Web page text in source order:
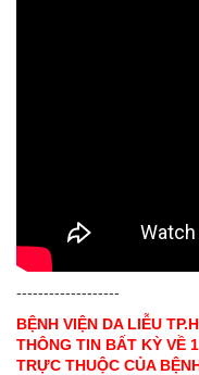
-------------------
BỆNH VIỆN DA LIỄU
THÔNG TIN BẤT KỲ VỀ
TRỰC THUỘC CỦA